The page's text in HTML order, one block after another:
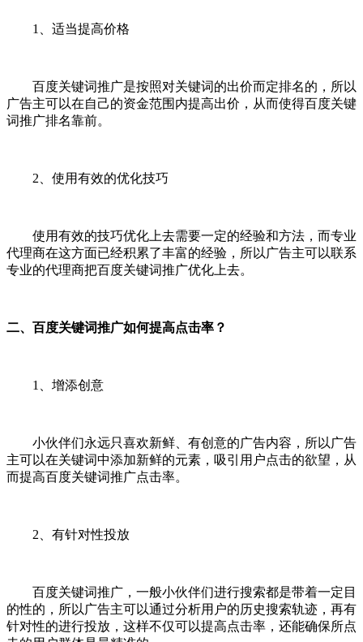
1、适当提高价格
百度关键词推广是按照对关键词的出价而定排名的，所以
广告主可以在自己的资金范围内提高出价，从而使得百度关键
词推广排名靠前。
2、使用有效的优化技巧
使用有效的技巧优化上去需要一定的经验和方法，而专业
代理商在这方面已经积累了丰富的经验，所以广告主可以联系
专业的代理商把百度关键词推广优化上去。
二、百度关键词推广如何提高点击率？
1、增添创意
小伙伴们永远只喜欢新鲜、有创意的广告内容，所以广告
主可以在关键词中添加新鲜的元素，吸引用户点击的欲望，从
而提高百度关键词推广点击率。
2、有针对性投放
百度关键词推广，一般小伙伴们进行搜索都是带着一定目
的性的，所以广告主可以通过分析用户的历史搜索轨迹，再有
针对性的进行投放，这样不仅可以提高点击率，还能确保所点